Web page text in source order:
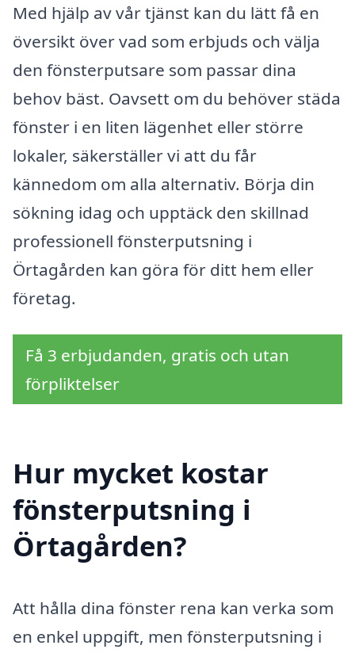
Med hjälp av vår tjänst kan du lätt få en
översikt över vad som erbjuds och välja
den fönsterputsare som passar dina
behov bäst. Oavsett om du behöver städa
fönster i en liten lägenhet eller större
lokaler, säkerställer vi att du får
kännedom om alla alternativ. Börja din
sökning idag och upptäck den skillnad
professionell fönsterputsning i
Örtagården kan göra för ditt hem eller
företag.
Få 3 erbjudanden, gratis och utan
förpliktelser
Hur mycket kostar
fönsterputsning i
Örtagården?
Att hålla dina fönster rena kan verka som
en enkel uppgift, men fönsterputsning i